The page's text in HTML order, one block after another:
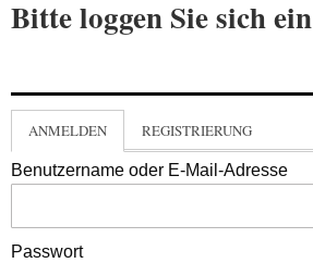
Bitte loggen Sie sich ein
ANMELDEN REGISTRIERUNG
Benutzername oder E-Mail-Adresse
Passwort